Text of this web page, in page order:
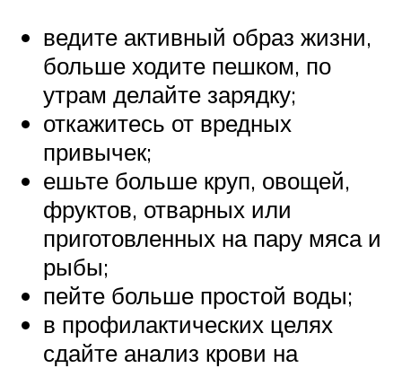
ведите активный образ жизни,
больше ходите пешком, по
утрам делайте зарядку;
откажитесь от вредных
привычек;
ешьте больше круп, овощей,
фруктов, отварных или
приготовленных на пару мяса и
рыбы;
пейте больше простой воды;
в профилактических целях
сдайте анализ крови на